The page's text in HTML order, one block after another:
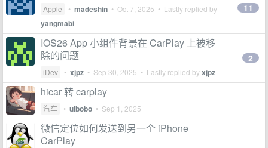
Apple • madeshin • Oct 7, 2025 • Lastly replied by
yangmabi
11
IOS26 App 小组件背景在 CarPlay 上被移
除的问题
iDev • xjpz • Sep 30, 2025 • Lastly replied byxjpz
2
hicar 转 carplay
汽车 • uibobo • Sep 1, 2025
微信定位如何发送到另一个 iPhone
CarPlay